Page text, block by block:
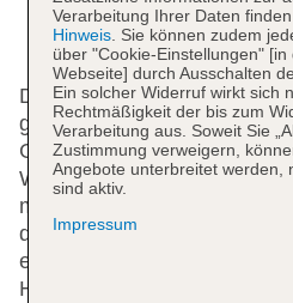
Das bietet Ihre
Das freundliche Personal an
gerne bei allen Fragen
Gepäckaufbewahrung, ein
Wechselstube, ein TV-
medizinische Betreuung und
den Gästen des Hauses zur
erhalten die Gäste Zugang
Hilfestellung bei der
Verarbeitung Ihrer Daten
Hinweis. Sie können zudem
über "Cookie-Einstellungen"
Webseite] durch Ausschalten
Ein solcher Widerruf wirkt sich
Rechtmäßigkeit der bis zum
Verarbeitung aus. Soweit Sie
Zustimmung verweigern,
Angebote unterbreitet werden,
sind aktiv.
Impressum